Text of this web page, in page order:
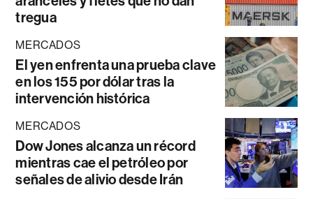
tregua
MERCADOS
El yen enfrenta una prueba clave
en los 155 por dólar tras la
intervención histórica
MERCADOS
Dow Jones alcanza un récord
mientras cae el petróleo por
señales de alivio desde Irán